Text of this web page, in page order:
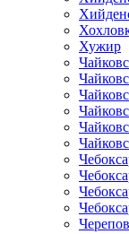
Хужир